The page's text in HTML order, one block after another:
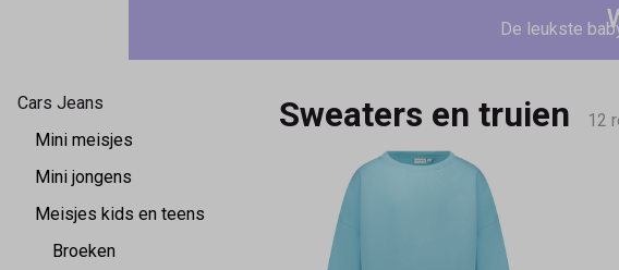
meisjes
sweaters
en
truien
De leukste
Cars Jeans
Mini meisjes
Mini jongens
Meisjes kids en teens
Broeken
Sweaters en truien 12